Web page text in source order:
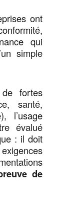
ont
qui
simple
fortes
santé,
l’usage
évalué
: il doit
de